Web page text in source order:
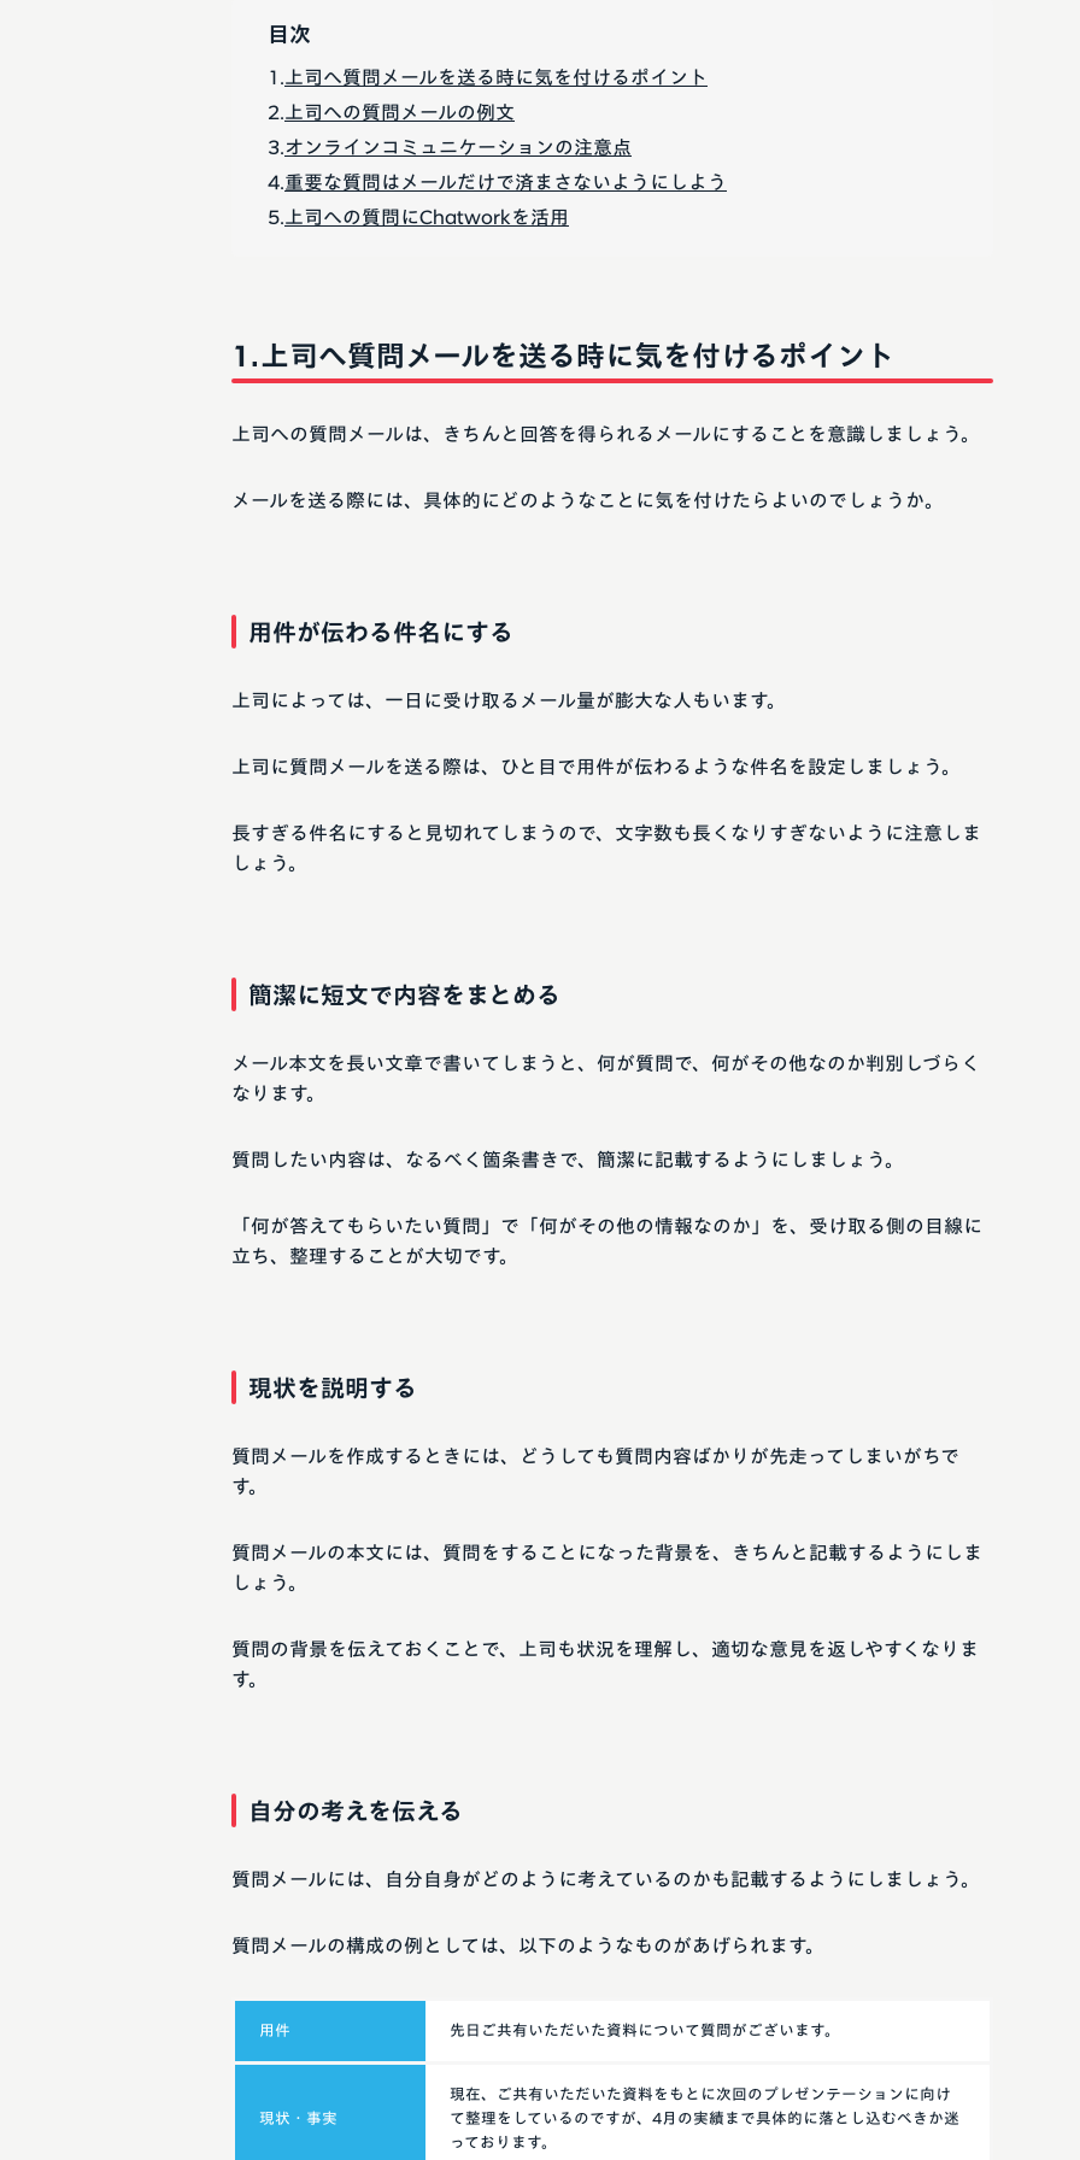
目次
上司へ質問メールを送る時に気を付けるポイント
上司への質問メールの例文
オンラインコミュニケーションの注意点
重要な質問はメールだけで済まさないようにしよう
上司への質問にChatworkを活用
上司へ質問メールを送る時に気を付けるポイント
上司への質問メールは、きちんと回答を得られるメールにすることを意識しましょう。
メールを送る際には、具体的にどのようなことに気を付けたらよいのでしょうか。
用件が伝わる件名にする
上司によっては、一日に受け取るメール量が膨大な人もいます。
上司に質問メールを送る際は、ひと目で用件が伝わるような件名を設定しましょう。
長すぎる件名にすると見切れてしまうので、文字数も長くなりすぎないように注意しま
しょう。
簡潔に短文で内容をまとめる
メール本文を長い文章で書いてしまうと、何が質問で、何がその他なのか判別しづらく
なります。
質問したい内容は、なるべく箇条書きで、簡潔に記載するようにしましょう。
「何が答えてもらいたい質問」で「何がその他の情報なのか」を、受け取る側の目線に
立ち、整理することが大切です。
現状を説明する
質問メールを作成するときには、どうしても質問内容ばかりが先走ってしまいがちで
す。
質問メールの本文には、質問をすることになった背景を、きちんと記載するようにしま
しょう。
質問の背景を伝えておくことで、上司も状況を理解し、適切な意見を返しやすくなりま
す。
自分の考えを伝える
質問メールには、自分自身がどのように考えているのかも記載するようにしましょう。
質問メールの構成の例としては、以下のようなものがあげられます。
用件 先日ご共有いただいた資料について質問がございます。
現状・事実
現在、ご共有いただいた資料をもとに次回のプレゼンテーションに向け
て整理をしているのですが、4月の実績まで具体的に落とし込むべきか迷
っております。